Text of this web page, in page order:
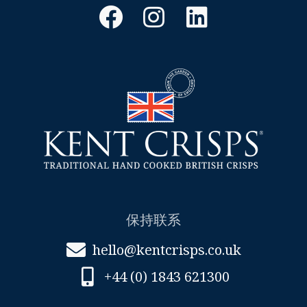
FacebookInstagram
保持联系
hello@kentcrisps.co.uk
+44 (0) 1843 621300